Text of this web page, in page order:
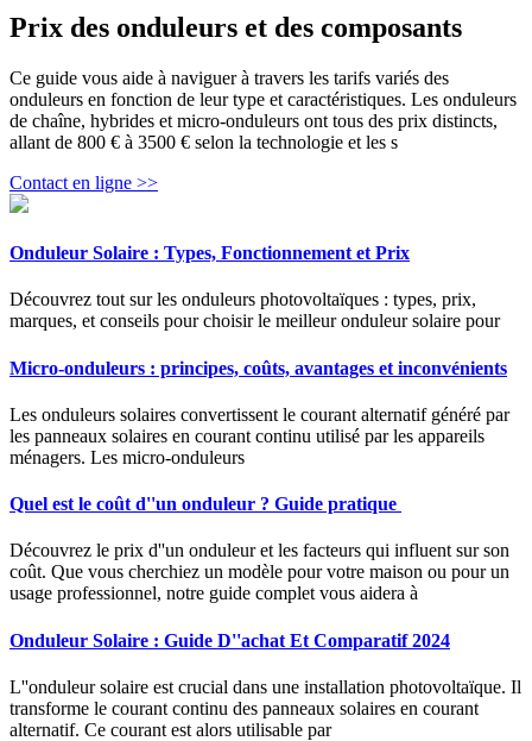
Prix des onduleurs et des composants
Ce guide vous aide à naviguer à travers les tarifs variés des
onduleurs en fonction de leur type et caractéristiques. Les onduleurs
de chaîne, hybrides et micro-onduleurs ont tous des prix distincts,
allant de 800 € à 3500 € selon la technologie et les s
Contact en ligne >>
Onduleur Solaire : Types, Fonctionnement et Prix
Découvrez tout sur les onduleurs photovoltaïques : types, prix,
marques, et conseils pour choisir le meilleur onduleur solaire pour
Micro-onduleurs : principes, coûts, avantages et inconvénients
Les onduleurs solaires convertissent le courant alternatif généré par
les panneaux solaires en courant continu utilisé par les appareils
ménagers. Les micro-onduleurs
Quel est le coût d''un onduleur ? Guide pratique ️
Découvrez le prix d''un onduleur et les facteurs qui influent sur son
coût. Que vous cherchiez un modèle pour votre maison ou pour un
usage professionnel, notre guide complet vous aidera à
Onduleur Solaire : Guide D''achat Et Comparatif 2024
L''onduleur solaire est crucial dans une installation photovoltaïque. Il
transforme le courant continu des panneaux solaires en courant
alternatif. Ce courant est alors utilisable par